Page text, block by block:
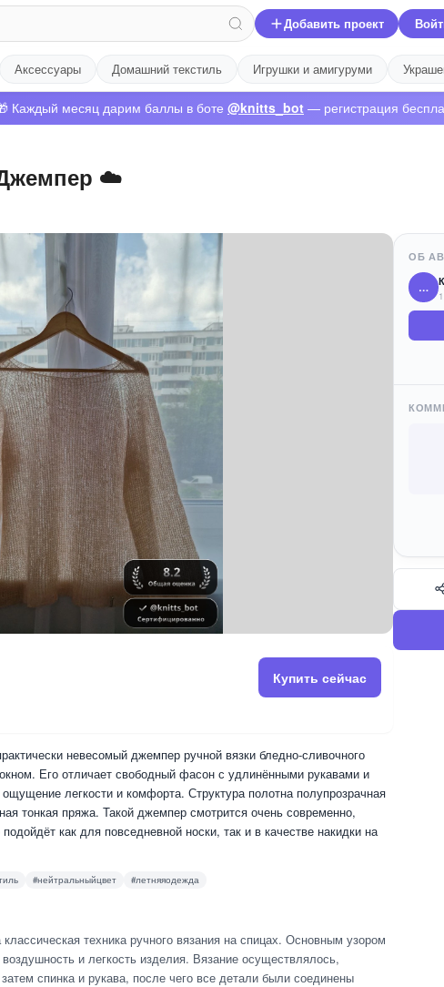
Добавить проект
Аксессуары Домашний текстиль Игрушки и амигуруми
Каждый месяц дарим баллы в боте @knitts_bot — регистрация
☁️
Купить сейчас
невесомый джемпер ручной вязки бледно-сливочного
Его отличает свободный фасон с удлинёнными рукавами и
легкости и комфорта. Структура полотна полупрозрачная
тонкая пряжа. Такой джемпер смотрится очень современно,
как для повседневной носки, так и в качестве накидки на
#нейтральныйцвет #летняяодежда
техника ручного вязания на спицах. Основным узором
и легкость изделия. Вязание осуществлялось,
спинка и рукава, после чего все детали были соединены
ОБ
…